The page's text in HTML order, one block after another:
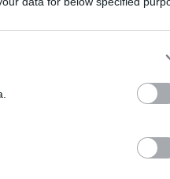
diszkontcég
csődbe, mert
Airről külön is
társaság egy
borsos áron